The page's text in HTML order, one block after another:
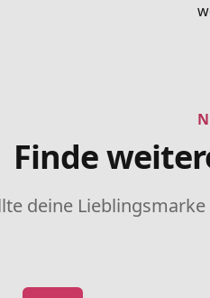
Finde
deine